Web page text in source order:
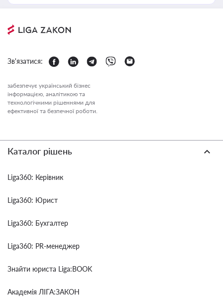
Зв'язатися:
забезпечує український бізнес
інформацією, аналітикою та
технологічними рішеннями для
ефективної та безпечної роботи.
Каталог рішень
Liga360: Керівник
Liga360: Юрист
Liga360: Бухгалтер
Liga360: PR-менеджер
Знайти юриста Liga:BOOK
Академія ЛІГА:ЗАКОН